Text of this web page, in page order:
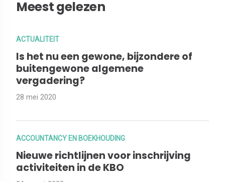
Meest gelezen
ACTUALITEIT
Is het nu een gewone, bijzondere of
buitengewone algemene
vergadering?
28 mei 2020
ACCOUNTANCY EN BOEKHOUDING
Nieuwe richtlijnen voor inschrijving
activiteiten in de KBO